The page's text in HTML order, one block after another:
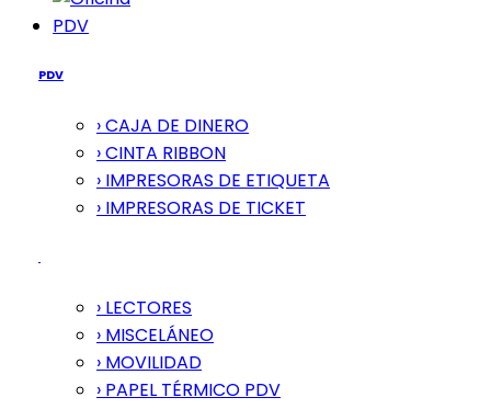
PDV
PDV
› CAJA DE DINERO
› CINTA RIBBON
› IMPRESORAS DE ETIQUETA
› IMPRESORAS DE TICKET
› LECTORES
› MISCELÁNEO
› MOVILIDAD
› PAPEL TÉRMICO PDV